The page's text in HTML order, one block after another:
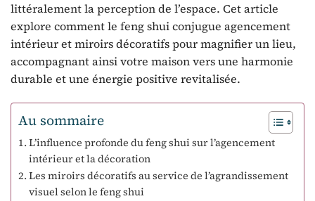
littéralement la perception de l’espace. Cet article
explore comment le feng shui conjugue agencement
intérieur et miroirs décoratifs pour magnifier un lieu,
accompagnant ainsi votre maison vers une harmonie
durable et une énergie positive revitalisée.
Au sommaire
L’influence profonde du feng shui sur l’agencement
intérieur et la décoration
Les miroirs décoratifs au service de l’agrandissement
visuel selon le feng shui